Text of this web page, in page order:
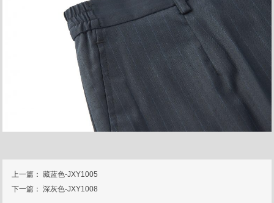
上一篇：藏蓝色-JXY1005
下一篇：深灰色-JXY1008